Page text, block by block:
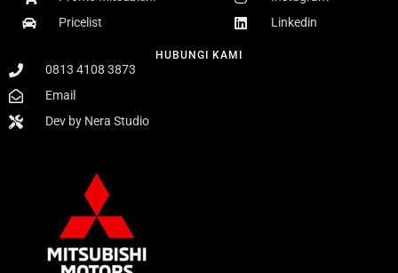
HUBUNGI KAMI
0813 4108 3873
Email
Dev by Nera Studio
Linkedin
Pricelist